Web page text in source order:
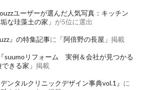
ユーザーが選んだ人気写真：キッチン
な珪藻土の家」 が5位に選出
』の特集記事に 「阿倍野の長屋」 掲載
『suumoリフォーム 実例＆会社が見つかる
できる家」 掲載
デンタルクリニックデザイン事典vol.1』 に